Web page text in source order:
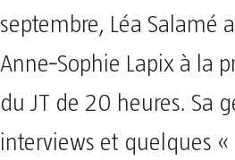
septembre, Léa Salamé
Anne‑Sophie Lapix à la
du JT de 20 heures. Sa
interviews et quelques «